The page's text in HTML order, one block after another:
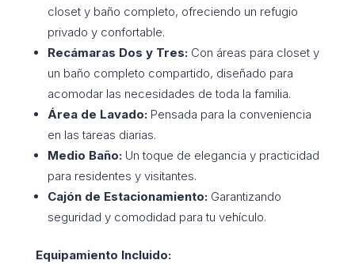
closet y baño completo, ofreciendo un refugio
privado y confortable.
Recámaras Dos y Tres:Con áreas para closet y
un baño completo compartido, diseñado para
acomodar las necesidades de toda la familia.
Área de Lavado:Pensada para la conveniencia
en las tareas diarias.
Medio Baño:Un toque de elegancia y practicidad
para residentes y visitantes.
Cajón de Estacionamiento:Garantizando
seguridad y comodidad para tu vehículo.
Equipamiento Incluido: